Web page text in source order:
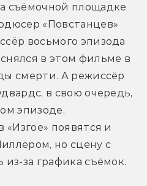
съёмочной площадке
«Повстанцев»
восьмого эпизода
в этом фильме в
смерти. А режиссёр
в свою очередь,
эпизоде.
«Изгое» появятся и
но сцену с
за графика съёмок.